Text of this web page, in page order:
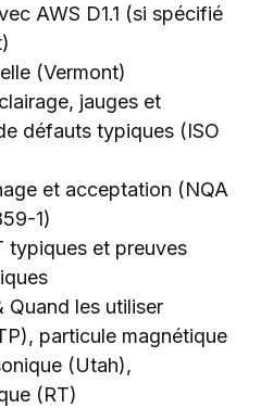
AWS D1.1 (si spécifié
(Vermont)
jauges et
défauts typiques (ISO
et acceptation (NQA
1)
typiques et preuves
Quand les utiliser
particule magnétique
(Utah),
(RT)